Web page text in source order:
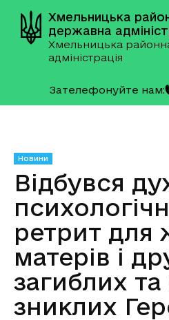
Хмельницька
державна
Хмельницька
адміністрація
Зателефонуйте нам:
Новини
Відбувся
ретрит для
матерів і
загиблих та
зниклих